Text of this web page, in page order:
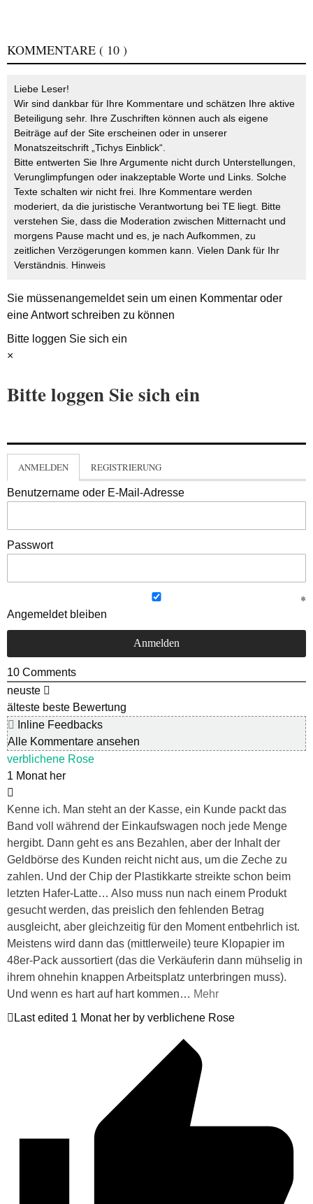
KOMMENTARE ( 10 )
Liebe Leser!
Wir sind dankbar für Ihre Kommentare und schätzen Ihre aktive
Beteiligung sehr. Ihre Zuschriften können auch als eigene
Beiträge auf der Site erscheinen oder in unserer
Monatszeitschrift „Tichys Einblick“.
Bitte entwerten Sie Ihre Argumente nicht durch Unterstellungen,
Verunglimpfungen oder inakzeptable Worte und Links. Solche
Texte schalten wir nicht frei. Ihre Kommentare werden
moderiert, da die juristische Verantwortung bei TE liegt. Bitte
verstehen Sie, dass die Moderation zwischen Mitternacht und
morgens Pause macht und es, je nach Aufkommen, zu
zeitlichen Verzögerungen kommen kann. Vielen Dank für Ihr
Verständnis. Hinweis
Sie müssenangemeldetsein um einen Kommentar oder
eine Antwort schreiben zu können
Bitte loggen Sie sich ein
×
Bitte loggen Sie sich ein
ANMELDEN REGISTRIERUNG
Benutzername oder E-Mail-Adresse
Passwort
Angemeldet bleiben
10 Comments
neuste
älteste beste Bewertung
Inline Feedbacks
Alle Kommentare ansehen
verblichene Rose
1 Monat her
Kenne ich. Man steht an der Kasse, ein Kunde packt das
Band voll während der Einkaufswagen noch jede Menge
hergibt. Dann geht es ans Bezahlen, aber der Inhalt der
Geldbörse des Kunden reicht nicht aus, um die Zeche zu
zahlen. Und der Chip der Plastikkarte streikte schon beim
letzten Hafer-Latte… Also muss nun nach einem Produkt
gesucht werden, das preislich den fehlenden Betrag
ausgleicht, aber gleichzeitig für den Moment entbehrlich ist.
Meistens wird dann das (mittlerweile) teure Klopapier im
48er-Pack aussortiert (das die Verkäuferin dann mühselig in
ihrem ohnehin knappen Arbeitsplatz unterbringen muss).
Und wenn es hart auf hart kommen… Mehr
Last edited 1 Monat her by verblichene Rose